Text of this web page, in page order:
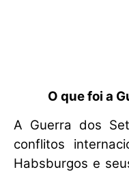
O que foi a
A Guerra dos
conflitos
Habsburgos e